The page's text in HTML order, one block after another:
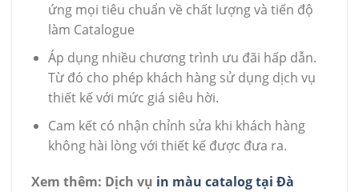
ứng mọi tiêu chuẩn về chất lượng và tiến độ
làm Catalogue
Áp dụng nhiều chương trình ưu đãi hấp dẫn.
Từ đó cho phép khách hàng sử dụng dịch vụ
thiết kế với mức giá siêu hời.
Cam kết có nhận chỉnh sửa khi khách hàng
không hài lòng với thiết kế được đưa ra.
Xem thêm: Dịch vụ in màu catalog tại Đà